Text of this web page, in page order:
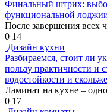
Финальный штрих:
функциональной
После завершения всех
0 14
Дизайн кухни
Разбираемся, стоит ли
пользу практичности и
водостойкости и
Ламинат на кухне –
0 17